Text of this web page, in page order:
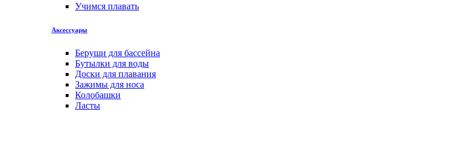
Учимся плавать
Аксессуары
Беруши для бассейна
Бутылки для воды
Доски для плавания
Зажимы для носа
Колобашки
Ласты